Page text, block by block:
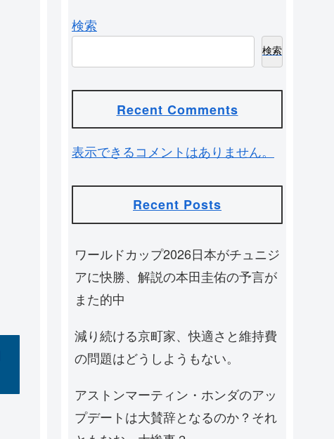
検索
検索
Recent Comments
表示できるコメントはありません。
Recent Posts
ワールドカップ2026日本がチュニジ
アに快勝、解説の本田圭佑の予言が
また的中
減り続ける京町家、快適さと維持費
の問題はどうしようもない。
アストンマーティン・ホンダのアッ
プデートは大賛辞となるのか？それ